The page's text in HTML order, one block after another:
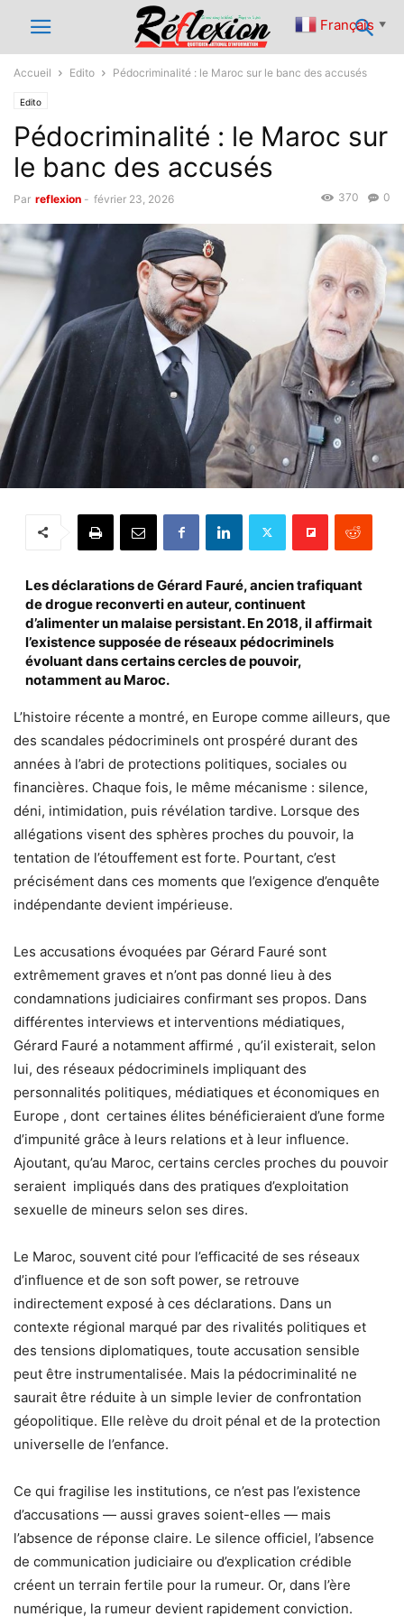
Accueil Edito Pédocriminalité : le Maroc sur le banc des accusés
Edito
Pédocriminalité : le Maroc sur
le banc des accusés
Par reflexion - février 23, 2026 0
370
Les déclarations de Gérard Fauré, ancien trafiquant
de drogue reconverti en auteur, continuent
d’alimenter un malaise persistant. En 2018, il affirmait
l’existence supposée de réseaux pédocriminels
évoluant dans certains cercles de pouvoir,
notamment au Maroc.
L’histoire récente a montré, en Europe comme ailleurs, que
des scandales pédocriminels ont prospéré durant des
années à l’abri de protections politiques, sociales ou
financières. Chaque fois, le même mécanisme : silence,
déni, intimidation, puis révélation tardive. Lorsque des
allégations visent des sphères proches du pouvoir, la
tentation de l’étouffement est forte. Pourtant, c’est
précisément dans ces moments que l’exigence d’enquête
indépendante devient impérieuse.
Les accusations évoquées par Gérard Fauré sont
extrêmement graves et n’ont pas donné lieu à des
condamnations judiciaires confirmant ses propos. Dans
différentes interviews et interventions médiatiques,
Gérard Fauré a notamment affirmé , qu’il existerait, selon
lui, des réseaux pédocriminels impliquant des
personnalités politiques, médiatiques et économiques en
Europe , dont certaines élites bénéficieraient d’une forme
d’impunité grâce à leurs relations et à leur influence.
Ajoutant, qu’au Maroc, certains cercles proches du pouvoir
seraient impliqués dans des pratiques d’exploitation
sexuelle de mineurs selon ses dires.
Le Maroc, souvent cité pour l’efficacité de ses réseaux
d’influence et de son soft power, se retrouve
indirectement exposé à ces déclarations. Dans un
contexte régional marqué par des rivalités politiques et
des tensions diplomatiques, toute accusation sensible
peut être instrumentalisée. Mais la pédocriminalité ne
saurait être réduite à un simple levier de confrontation
géopolitique. Elle relève du droit pénal et de la protection
universelle de l’enfance.
Ce qui fragilise les institutions, ce n’est pas l’existence
d’accusations — aussi graves soient-elles — mais
l’absence de réponse claire. Le silence officiel, l’absence
de communication judiciaire ou d’explication crédible
créent un terrain fertile pour la rumeur. Or, dans l’ère
numérique, la rumeur devient rapidement conviction.
Français ▼